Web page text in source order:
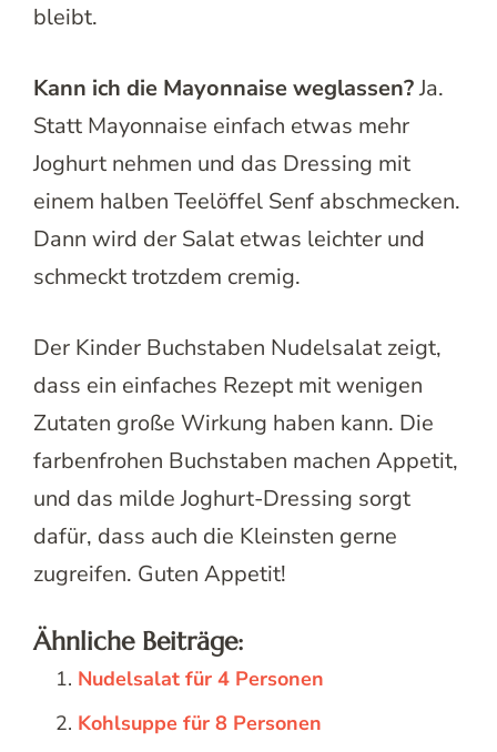
bleibt.
Kann ich die Mayonnaise weglassen?Ja.
Statt Mayonnaise einfach etwas mehr
Joghurt nehmen und das Dressing mit
einem halben Teelöffel Senf abschmecken.
Dann wird der Salat etwas leichter und
schmeckt trotzdem cremig.
Der Kinder Buchstaben Nudelsalat zeigt,
dass ein einfaches Rezept mit wenigen
Zutaten große Wirkung haben kann. Die
farbenfrohen Buchstaben machen Appetit,
und das milde Joghurt-Dressing sorgt
dafür, dass auch die Kleinsten gerne
zugreifen. Guten Appetit!
Ähnliche Beiträge:
Nudelsalat für 4 Personen
Kohlsuppe für 8 Personen